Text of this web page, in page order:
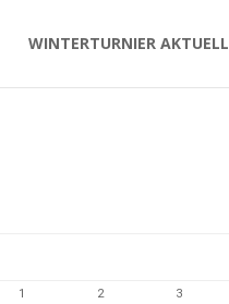
WINTERTURNIER AKTUELL
1 2 3